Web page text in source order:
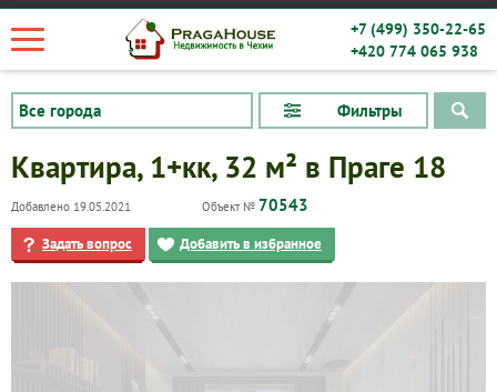
+7 (499) 350-22-65
+420 774 065 938
Фильтры
Квартира, 1+кк, 32 м² в Праге 18
Добавлено 19.05.2021 Объект № 70543
Задать вопрос Добавить в избранное